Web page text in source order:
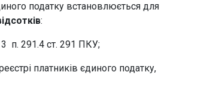
податку встановлюється для
:
3 п. 291.4 ст. 291 ПКУ;
платників єдиного податку,